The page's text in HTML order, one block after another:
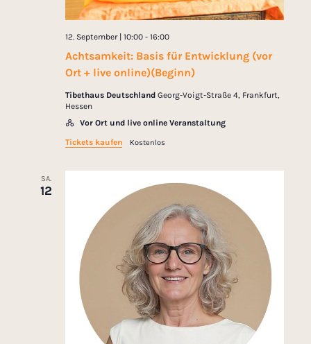
Achtsamkeit: Basis für Entwicklung (vor
Ort + live online)(Beginn)
12. September | 10:00- 16:00
Tibethaus Deutschland Georg-Voigt-Straße 4, Frankfurt,
Hessen
Vor Ort und live online Veranstaltung
Tickets kaufen
Kostenlos
SA.
12